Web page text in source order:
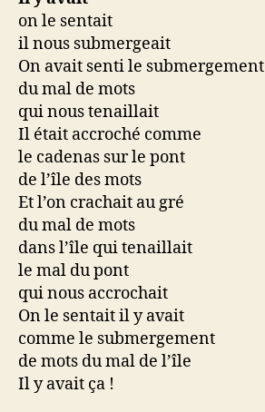
on le sentait
il nous submergeait
On avait senti le submergement
du mal de mots
qui nous tenaillait
Il était accroché comme
le cadenas sur le pont
de l’île des mots
Et l’on crachait au gré
du mal de mots
dans l’île qui tenaillait
le mal du pont
qui nous accrochait
On le sentait il y avait
comme le submergement
de mots du mal de l’île
Il y avait ça !